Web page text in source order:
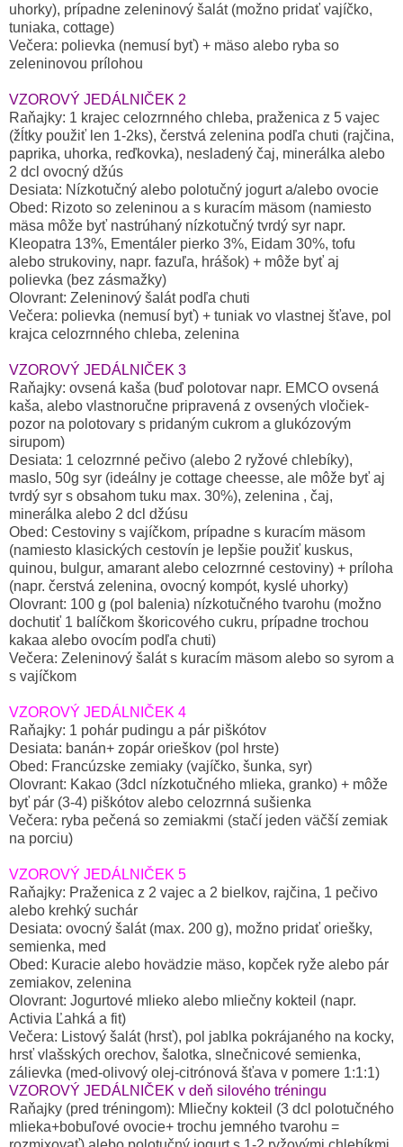
uhorky), prípadne zeleninový šalát (možno pridať vajíčko,
tuniaka, cottage)
Večera: polievka (nemusí byť) + mäso alebo ryba so
zeleninovou prílohou
VZOROVÝ JEDÁLNIČEK 2
Raňajky: 1 krajec celozrnného chleba, praženica z 5 vajec
(žĺtky použiť len 1-2ks), čerstvá zelenina podľa chuti (rajčina,
paprika, uhorka, reďkovka), nesladený čaj, minerálka alebo
2 dcl ovocný džús
Desiata: Nízkotučný alebo polotučný jogurt a/alebo ovocie
Obed: Rizoto so zeleninou a s kuracím mäsom (namiesto
mäsa môže byť nastrúhaný nízkotučný tvrdý syr napr.
Kleopatra 13%, Ementáler pierko 3%, Eidam 30%, tofu
alebo strukoviny, napr. fazuľa, hrášok) + môže byť aj
polievka (bez zásmažky)
Olovrant: Zeleninový šalát podľa chuti
Večera: polievka (nemusí byť) + tuniak vo vlastnej šťave, pol
krajca celozrnného chleba, zelenina
VZOROVÝ JEDÁLNIČEK 3
Raňajky: ovsená kaša (buď polotovar napr. EMCO ovsená
kaša, alebo vlastnoručne pripravená z ovsených vločiek-
pozor na polotovary s pridaným cukrom a glukózovým
sirupom)
Desiata: 1 celozrnné pečivo (alebo 2 ryžové chlebíky),
maslo, 50g syr (ideálny je cottage cheesse, ale môže byť aj
tvrdý syr s obsahom tuku max. 30%), zelenina , čaj,
minerálka alebo 2 dcl džúsu
Obed: Cestoviny s vajíčkom, prípadne s kuracím mäsom
(namiesto klasických cestovín je lepšie použiť kuskus,
quinou, bulgur, amarant alebo celozrnné cestoviny) + príloha
(napr. čerstvá zelenina, ovocný kompót, kyslé uhorky)
Olovrant: 100 g (pol balenia) nízkotučného tvarohu (možno
dochutiť 1 balíčkom škoricového cukru, prípadne trochou
kakaa alebo ovocím podľa chuti)
Večera: Zeleninový šalát s kuracím mäsom alebo so syrom a
s vajíčkom
VZOROVÝ JEDÁLNIČEK 4
Raňajky: 1 pohár pudingu a pár piškótov
Desiata: banán+ zopár orieškov (pol hrste)
Obed: Francúzske zemiaky (vajíčko, šunka, syr)
Olovrant: Kakao (3dcl nízkotučného mlieka, granko) + môže
byť pár (3-4) piškótov alebo celozrnná sušienka
Večera: ryba pečená so zemiakmi (stačí jeden väčší zemiak
na porciu)
VZOROVÝ JEDÁLNIČEK 5
Raňajky: Praženica z 2 vajec a 2 bielkov, rajčina, 1 pečivo
alebo krehký suchár
Desiata: ovocný šalát (max. 200 g), možno pridať oriešky,
semienka, med
Obed: Kuracie alebo hovädzie mäso, kopček ryže alebo pár
zemiakov, zelenina
Olovrant: Jogurtové mlieko alebo mliečny kokteil (napr.
Activia Ľahká a fit)
Večera: Listový šalát (hrsť), pol jablka pokrájaného na kocky,
hrsť vlašských orechov, šalotka, slnečnicové semienka,
zálievka (med-olivový olej-citrónová šťava v pomere 1:1:1)
VZOROVÝ JEDÁLNIČEK v deň silového tréningu
Raňajky (pred tréningom): Mliečny kokteil (3 dcl polotučného
mlieka+bobuľové ovocie+ trochu jemného tvarohu =